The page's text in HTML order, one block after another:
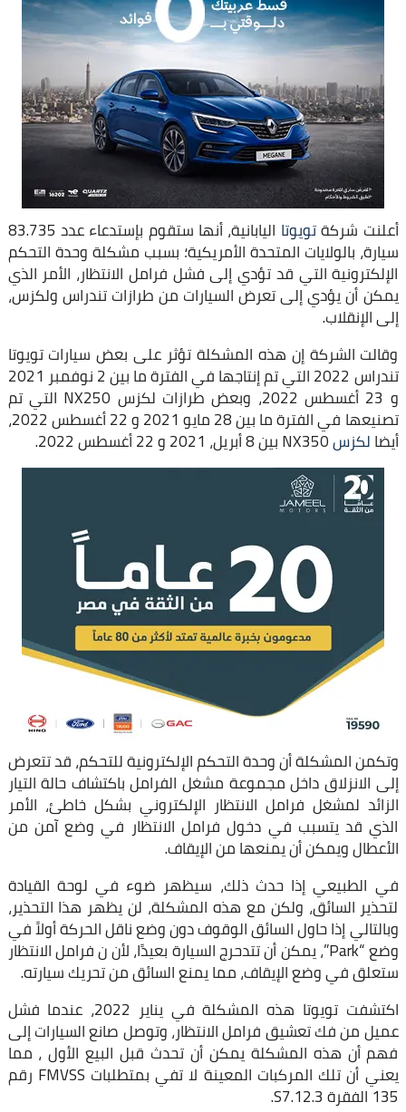
أعلنت شركةتويوتا اليابانية، أنها ستقوم بإستدعاء عدد 83.735
سيارة، بالولايات المتحدة الأمريكية؛ بسبب مشكلة وحدة التحكم
الإلكترونية التي قد تؤدي إلى فشل فرامل الانتظار، الأمر الذي
يمكن أن يؤدي إلى تعرض السيارات من طرازات تندراس ولكزس،
إلى الإنقلاب.
وقالت الشركة إن هذه المشكلة تؤثر على بعض سيارات تويوتا
تندراس 2022 التي تم إنتاجها في الفترة ما بين 2 نوفمبر 2021
و 23 أغسطس 2022، وبعض طرازات لكزس NX250 التي تم
تصنيعها في الفترة ما بين 28 مايو 2021 و 22 أغسطس 2022،
أيضالكزس
وتكمن المشكلة أن وحدة التحكم الإلكترونية للتحكم، قد تتعرض
إلى الانزلاق داخل مجموعة مشغل الفرامل باكتشاف حالة التيار
الزائد لمشغل فرامل الانتظار الإلكتروني بشكل خاطئ، الأمر
الذي قد يتسبب في دخول فرامل الانتظار في وضع آمن من
الأعطال ويمكن أن يمنعها من الإيقاف.
في الطبيعي إذا حدث ذلك، سيظهر ضوء في لوحة القيادة
لتحذير السائق، ولكن مع هذه المشكلة، لن يظهر هذا التحذير،
وبالتالي إذا حاول السائق الوقوف دون وضع ناقل الحركة أولاً في
وضع “Park”، يمكن أن تتدحرج السيارة بعيدًا، لأن ن فرامل الانتظار
ستعلق في وضع الإيقاف، مما يمنع السائق من تحريك سيارته.
اكتشفت تويوتا هذه المشكلة في يناير 2022، عندما فشل
عميل من فك تعشيق فرامل الانتظار، وتوصل صانع السيارات إلى
فهم أن هذه المشكلة يمكن أن تحدث قبل البيع الأول ، مما
يعني أن تلك المركبات المعينة لا تفي بمتطلبات FMVSS رقم
135 الفقرة S7.12.3.